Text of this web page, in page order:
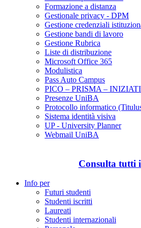
Formazione a distanza
Gestionale privacy - DPM
Gestione credenziali
Gestione bandi di lavoro
Gestione Rubrica
Liste di distribuzione
Microsoft Office 365
Modulistica
Pass Auto Campus
PICO – PRISMA –
Presenze UniBA
Protocollo informatico
Sistema identità visiva
UP - University Planner
Webmail UniBA
Consulta tutti
Info per
Futuri studenti
Studenti iscritti
Laureati
Studenti internazionali